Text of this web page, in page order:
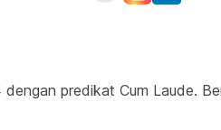
predikat Cum Laude.